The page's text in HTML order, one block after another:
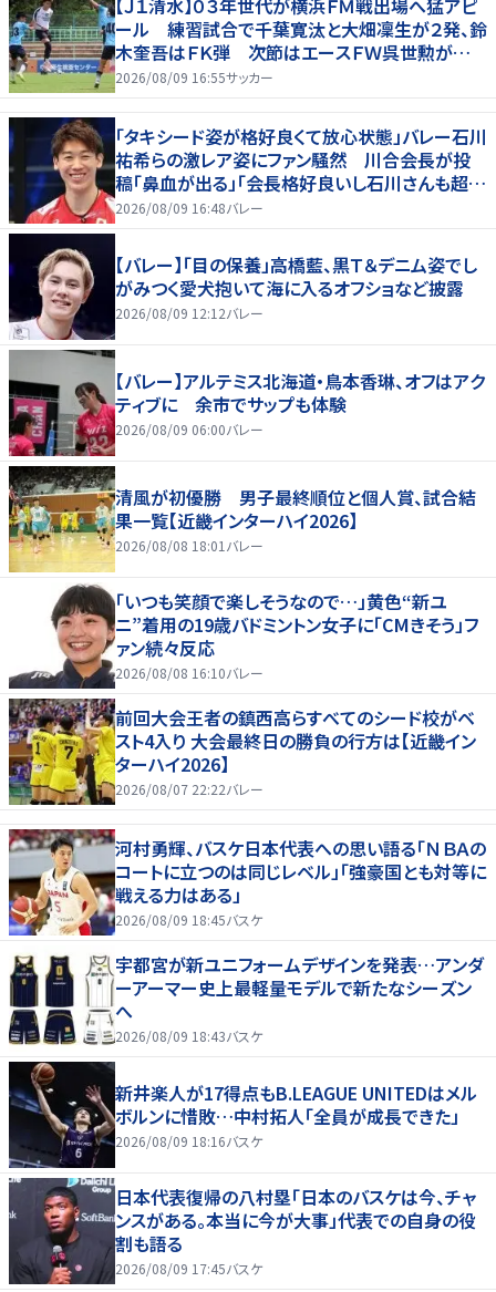
【Ｊ１清水】０３年世代が横浜ＦＭ戦出場へ猛アピ
ール 練習試合で千葉寛汰と大畑凜生が２発、鈴
木奎吾はＦＫ弾 次節はエースＦＷ呉世勲が出
場停止
2026/08/09 16:55サッカー
「タキシード姿が格好良くて放心状態」バレー石川
祐希らの激レア姿にファン騒然 川合会長が投
稿「鼻血が出る」「会長格好良いし石川さんも超格
好いい」
2026/08/09 16:48バレー
【バレー】「目の保養」高橋藍、黒Ｔ＆デニム姿でし
がみつく愛犬抱いて海に入るオフショなど披露
2026/08/09 12:12バレー
【バレー】アルテミス北海道・鳥本香琳、オフはアク
ティブに 余市でサップも体験
2026/08/09 06:00バレー
清風が初優勝 男子最終順位と個人賞、試合結
果一覧【近畿インターハイ2026】
2026/08/08 18:01 バレー
「いつも笑顔で楽しそうなので…」黄色“新ユ
ニ”着用の19歳バドミントン女子に「CMきそう」フ
ァン続々反応
2026/08/08 16:10バレー
前回大会王者の鎮西高らすべてのシード校がベ
スト4入り 大会最終日の勝負の行方は【近畿イン
ターハイ2026】
2026/08/07 22:22バレー
河村勇輝、バスケ日本代表への思い語る「ＮＢＡの
コートに立つのは同じレベル」「強豪国とも対等に
戦える力はある」
2026/08/09 18:45バスケ
宇都宮が新ユニフォームデザインを発表…アンダ
ーアーマー史上最軽量モデルで新たなシーズン
へ
2026/08/09 18:43バスケ
新井楽人が17得点もB.LEAGUE UNITEDはメル
ボルンに惜敗…中村拓人「全員が成長できた」
2026/08/09 18:16バスケ
日本代表復帰の八村塁「日本のバスケは今、チャ
ンスがある。本当に今が大事」代表での自身の役
割も語る
2026/08/09 17:45バスケ